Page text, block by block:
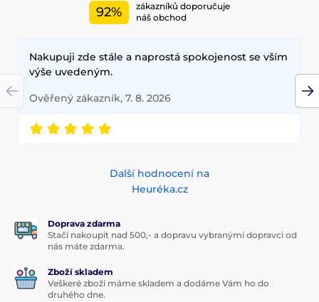
92%
zákazníků doporučuje
náš obchod
Nakupuji zde stále a naprostá spokojenost se vším
výše uvedeným.
Ověřený zákazník, 7. 8. 2026
Další hodnocení na
Heuréka.cz
Doprava zdarma
Stačí nakoupit nad 500,- a dopravu vybranými dopravci od
nás máte zdarma.
Zboží skladem
Veškeré zboží máme skladem a dodáme Vám ho do
druhého dne.